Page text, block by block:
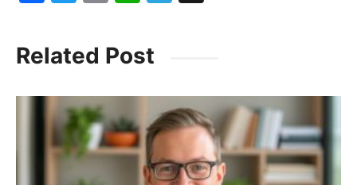
c
e
b
o
o
k
itt
er
ai
l
at
s
A
p
p
a
m
Related Post